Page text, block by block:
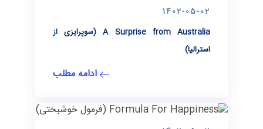
1402-05-02
A Surprise from Australia (سوپرایزی از
استرالیا)
ادامه مطلب